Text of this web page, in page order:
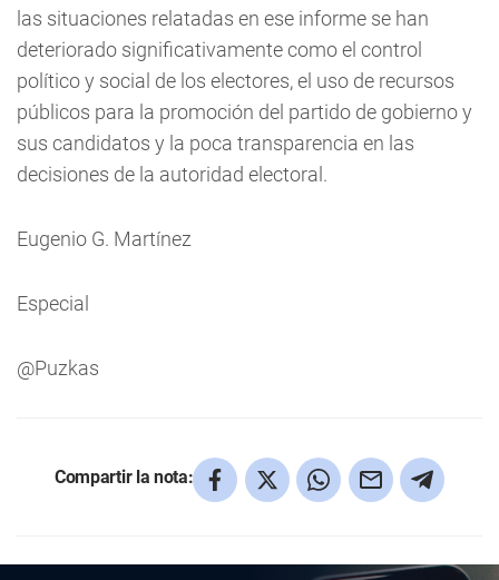
las situaciones relatadas en ese informe se han
deteriorado significativamente como el control
político y social de los electores, el uso de recursos
públicos para la promoción del partido de gobierno y
sus candidatos y la poca transparencia en las
decisiones de la autoridad electoral.
Eugenio G. Martínez
Especial
@Puzkas
Compartir la nota: